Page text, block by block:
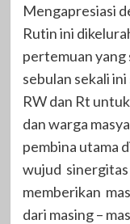
Mengapresiasi
Rutin ini
pertemuan yang
sebulan sekali
RW dan Rt
dan warga
pembina utama
wujud sinergitas
memberikan
dari masing –